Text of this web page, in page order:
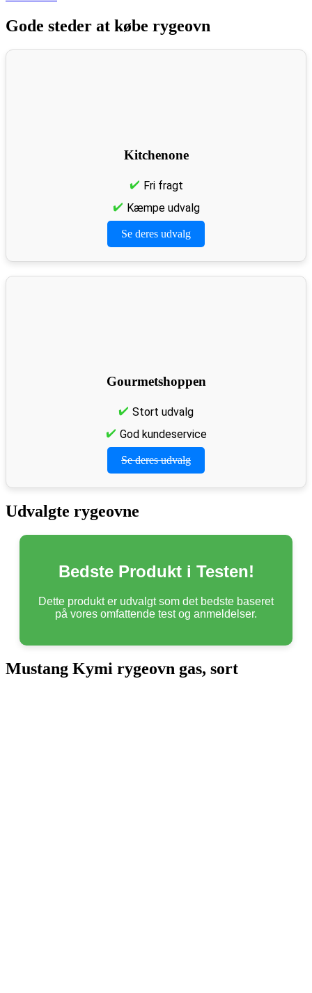
Gode steder at købe rygeovn
Kitchenone
Fri fragt
Kæmpe udvalg
Se deres udvalg
Gourmetshoppen
Stort udvalg
God kundeservice
Se deres udvalg
Udvalgte rygeovne
Bedste Produkt i Testen!
Dette produkt er udvalgt som det bedste baseret
på vores omfattende test og anmeldelser.
Mustang Kymi rygeovn gas, sort